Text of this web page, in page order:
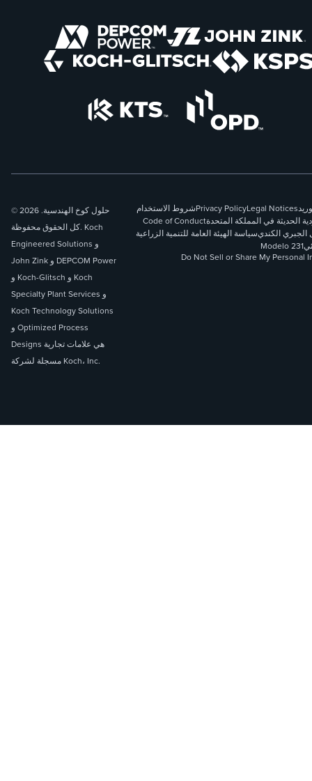
© 2026 حلول كوخ الهندسية.
كل الحقوق محفوظة. Koch
Engineered Solutions و
John Zink و DEPCOM Power
و Koch-Glitsch و Koch
Specialty Plant Services و
Koch Technology Solutions
و Optimized Process
Designs هي علامات تجارية
مسجلة لشركة Koch، Inc.
شروط الاستخدامPrivacy PolicyLegal Notices
Code of Conductالحديثة في المملكة المتحدة
سياسة الهيئة العامة للتنمية الزراعيةالجبري الكندي
Modelo 231
Do Not Sell or Share My Personal